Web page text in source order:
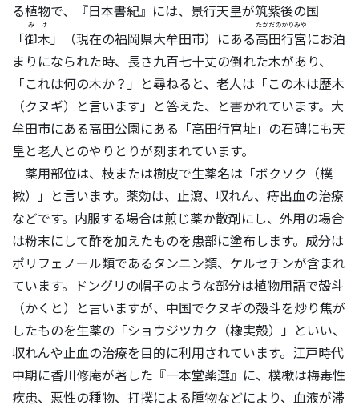
る植物で、『日本書紀』には、景行天皇が筑紫後の国
「御木
みけ
」（現在の福岡県大牟田市）にある高田行宮
たかだのかりみや
にお泊
まりになられた時、長さ九百七十丈の倒れた木があり、
「これは何の木か？」と尋ねると、老人は「この木は歴木
（クヌギ）と言います」と答えた、と書かれています。大
牟田市にある高田公園にある「高田行宮址」の石碑にも天
皇と老人とのやりとりが刻まれています。
薬用部位は、枝または樹皮で生薬名は「ボクソク（樸
樕）」と言います。薬効は、止瀉、収れん、痔出血の治療
などです。内服する場合は煎じ薬か散剤にし、外用の場合
は粉末にして酢を加えたものを患部に塗布します。成分は
ポリフェノール類であるタンニン類、ケルセチンが含まれ
ています。ドングリの帽子のような部分は植物用語で殻斗
（かくと）と言いますが、中国でクヌギの殻斗を炒り焦が
したものを生薬の「ショウジツカク（橡実殻）」といい、
収れんや止血の治療を目的に利用されています。江戸時代
中期に香川修庵が著した『一本堂薬選』に、樸樕は梅毒性
疾患、悪性の種物、打撲による腫物などにより、血液が滞